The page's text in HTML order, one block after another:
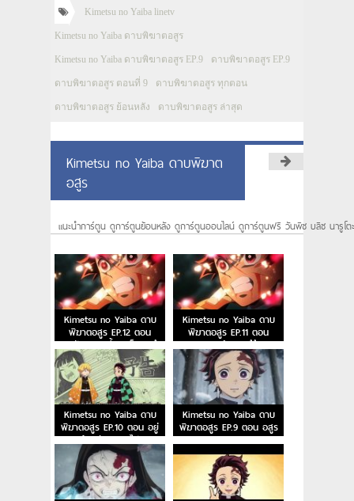
Kimetsu no Yaiba linetv
Kimetsu no Yaiba ดาบพิฆาตอสูร
Kimetsu no Yaiba ดาบพิฆาตอสูร EP.9 ดาบพิฆาตอสูร EP.9
ดาบพิฆาตอสูร ตอนที่ 9 ดาบพิฆาตอสูร ทุกตอน
ดาบพิฆาตอสูร ย้อนหลัง ดาบพิฆาตอสูร ล่าสุด
Kimetsu no Yaiba ดาบพิฆาต
อสูร
แนะนำการ์ตูน ดูการ์ตูนย้อนหลัง ดูการ์ตูนออนไลน์ ดูการ์ตูนฟรี วันพีซ บลีซ นารูโตะ
Kimetsu no Yaiba ดาบ
พิฆาตอสูร EP.12 ตอน
หมูป่าสยายเขี้ยว เซ็นอิตสึ
หลับไหล
Kimetsu no Yaiba ดาบ
พิฆาตอสูร EP.11 ตอน
คฤหาสน์กลองสึซึมิ
Kimetsu no Yaiba ดาบ
พิฆาตอสูร EP.10 ตอน อยู่
ด้วยกันตลอดไป
Kimetsu no Yaiba ดาบ
พิฆาตอสูร EP.9 ตอน อสูร
เทมาริและอสูรลูกศร